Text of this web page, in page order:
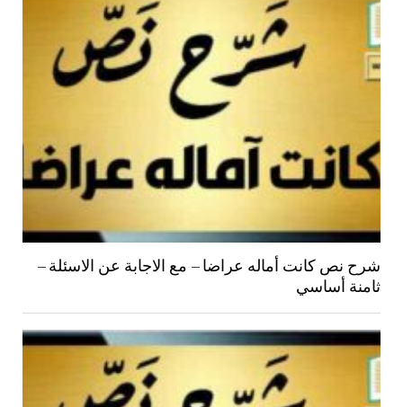
شرح نص كانت أماله عراضا – مع الاجابة عن الاسئلة –
ثامنة أساسي